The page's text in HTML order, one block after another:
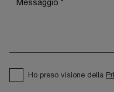
Ho preso visione della